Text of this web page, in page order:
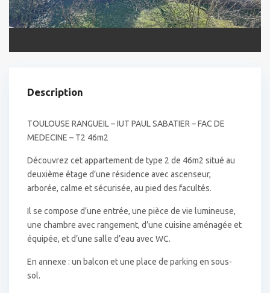
Description
TOULOUSE RANGUEIL – IUT PAUL SABATIER – FAC DE
MEDECINE – T2 46m2
Découvrez cet appartement de type 2 de 46m2 situé au
deuxième étage d’une résidence avec ascenseur,
arborée, calme et sécurisée, au pied des facultés.
Il se compose d’une entrée, une pièce de vie lumineuse,
une chambre avec rangement, d’une cuisine aménagée et
équipée, et d’une salle d’eau avec WC.
En annexe : un balcon et une place de parking en sous-
sol.